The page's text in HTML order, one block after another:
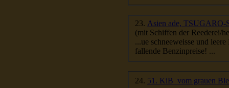
23. Asien ade, TSUGARO-
(mit Schiffen der Reederei/
fallende Benzinpreise! ...
24. 51. KiB  vom grauen